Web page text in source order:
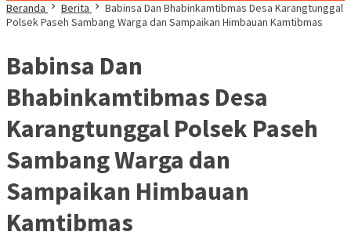
Beranda
Berita
Babinsa Dan Bhabinkamtibmas Desa Karangtunggal
Polsek Paseh Sambang Warga dan Sampaikan Himbauan Kamtibmas
Babinsa Dan
Bhabinkamtibmas Desa
Karangtunggal Polsek Paseh
Sambang Warga dan
Sampaikan Himbauan
Kamtibmas